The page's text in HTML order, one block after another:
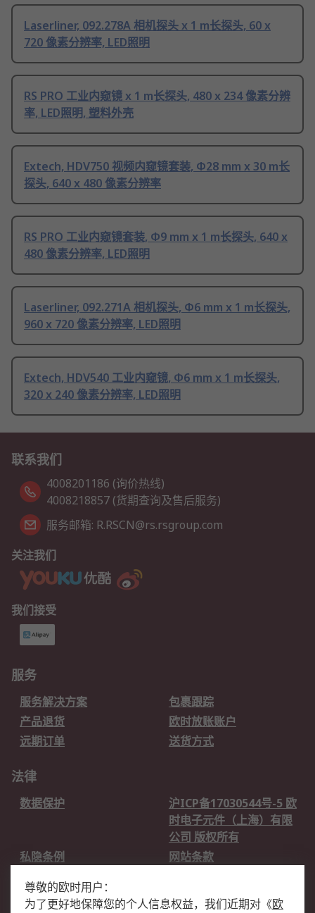
Laserliner, 092.278A 相机探头 x 1 m长探头, 60 x
720 像素分辨率, LED照明
RS PRO 工业内窥镜 x 1 m长探头, 480 x 234 像素分辨
率, LED照明, 塑料外壳
Extech, HDV750 视频内窥镜套装, Φ28 mm x 30 m长
探头, 640 x 480 像素分辨率
RS PRO 工业内窥镜套装, Φ9 mm x 1 m长探头, 640 x
480 像素分辨率, LED照明
Laserliner, 092.271A 相机探头, Φ6 mm x 1 m长探头,
960 x 720 像素分辨率, LED照明
Extech, HDV540 工业内窥镜, Φ6 mm x 1 m长探头,
320 x 240 像素分辨率, LED照明
联系我们
4008201186 (询价热线)
4008218857 (货期查询及售后服务)
服务邮箱: R.RSCN@rs.rsgroup.com
关注我们
我们接受
服务
服务解决方案
包裹跟踪
产品退货
欧时放账账户
远期订单
送货方式
法律
数据保护
沪ICP备17030544号-5 欧
时电子元件（上海）有限
公司 版权所有
私隐条例
网站条款
尊敬的欧时用户：
为了更好地保障您的个人信息权益，我们近期对 《欧